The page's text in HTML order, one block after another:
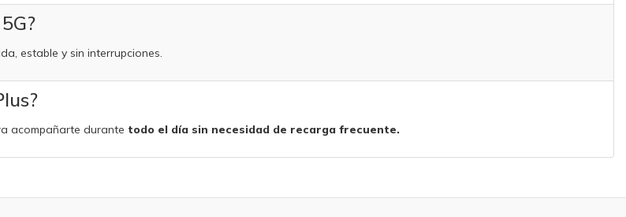
estable y sin interrupciones.
acompañarte durante todo el día sin necesidad de recarga frecuente.